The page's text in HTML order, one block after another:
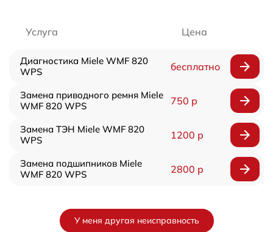
Услуга Цена
Диагностика Miele WMF 820
WPS
бесплатно
Замена приводного ремня Miele
WMF 820 WPS
750 р
Замена ТЭН Miele WMF 820
WPS
1200 р
Замена подшипников Miele
WMF 820 WPS
2800 р
У меня другая неисправность